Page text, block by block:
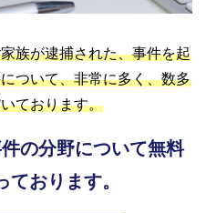
族が逮捕された、事件を起
ついて、非常に多く、数多
ております。
の分野について無料
ております。